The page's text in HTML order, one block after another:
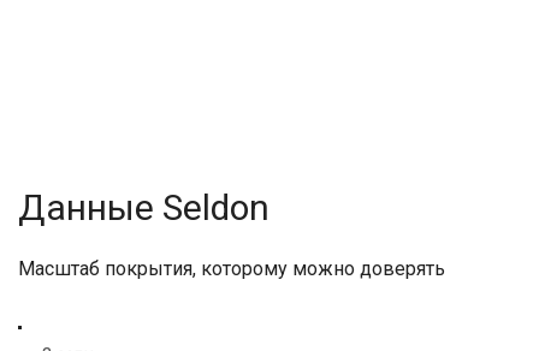
Данные Seldon
Масштаб покрытия, которому можно доверять